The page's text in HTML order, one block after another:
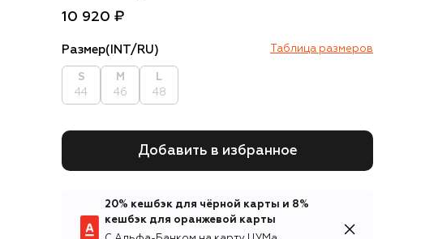
10 920 ₽
Размер(INT/RU) Таблица размеров
S
44
M
46
L
48
Добавить в избранное
20% кешбэк для чёрной карты и 8%
кешбэк для оранжевой карты